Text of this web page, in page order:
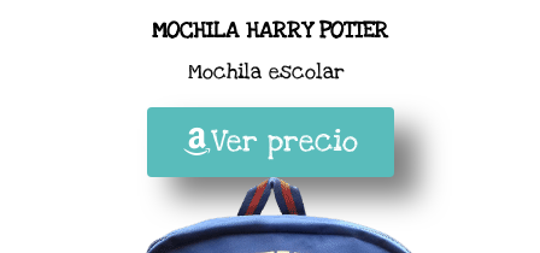
MOCHILA HARRY POTTER
Mochila escolar
Ver precio